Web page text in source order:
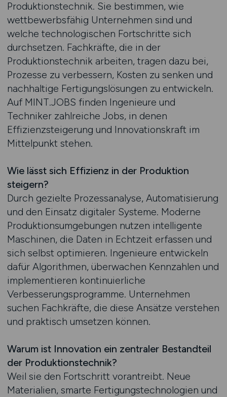
Produktionstechnik. Sie bestimmen, wie
wettbewerbsfähig Unternehmen sind und
welche technologischen Fortschritte sich
durchsetzen. Fachkräfte, die in der
Produktionstechnik arbeiten, tragen dazu bei,
Prozesse zu verbessern, Kosten zu senken und
nachhaltige Fertigungslösungen zu entwickeln.
Auf MINT.JOBS finden Ingenieure und
Techniker zahlreiche Jobs, in denen
Effizienzsteigerung und Innovationskraft im
Mittelpunkt stehen.
Wie lässt sich Effizienz in der Produktion
steigern?
Durch gezielte Prozessanalyse, Automatisierung
und den Einsatz digitaler Systeme. Moderne
Produktionsumgebungen nutzen intelligente
Maschinen, die Daten in Echtzeit erfassen und
sich selbst optimieren. Ingenieure entwickeln
dafür Algorithmen, überwachen Kennzahlen und
implementieren kontinuierliche
Verbesserungsprogramme. Unternehmen
suchen Fachkräfte, die diese Ansätze verstehen
und praktisch umsetzen können.
Warum ist Innovation ein zentraler Bestandteil
der Produktionstechnik?
Weil sie den Fortschritt vorantreibt. Neue
Materialien, smarte Fertigungstechnologien und